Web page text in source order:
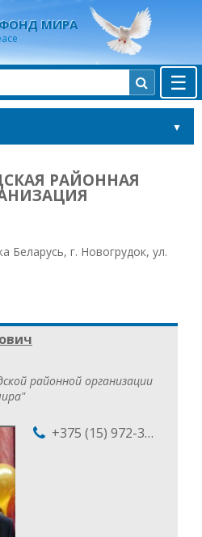
МИРА
☰

РАЙОННАЯ
Беларусь, г. Новогрудок, ул.
районной организации
+375 (15) 972-39-03